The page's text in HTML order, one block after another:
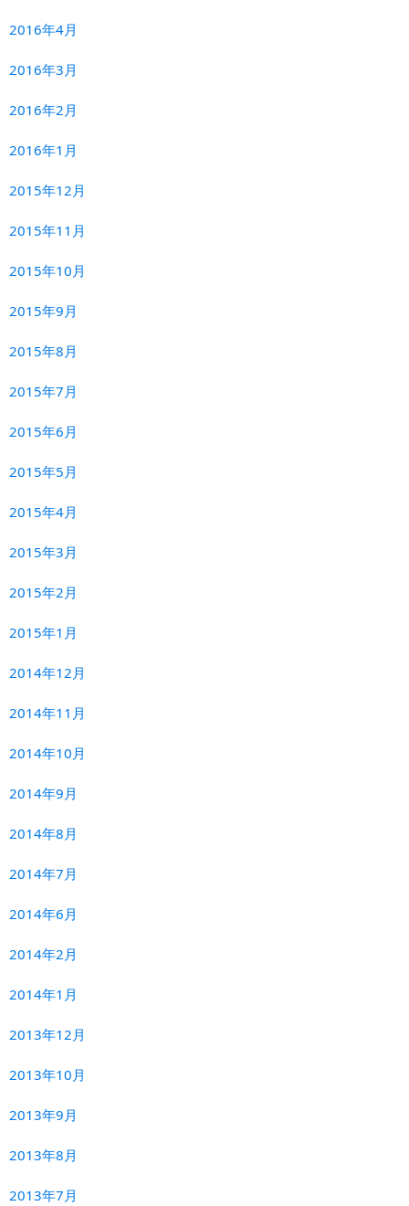
2016年4月
2016年3月
2016年2月
2016年1月
2015年12月
2015年11月
2015年10月
2015年9月
2015年8月
2015年7月
2015年6月
2015年5月
2015年4月
2015年3月
2015年2月
2015年1月
2014年12月
2014年11月
2014年10月
2014年9月
2014年8月
2014年7月
2014年6月
2014年2月
2014年1月
2013年12月
2013年10月
2013年9月
2013年8月
2013年7月